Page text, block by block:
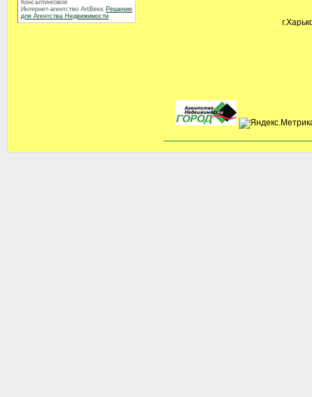
Консалтинговое
Интернет-агентство ArtBees Решение
для Агентства Недвижимости